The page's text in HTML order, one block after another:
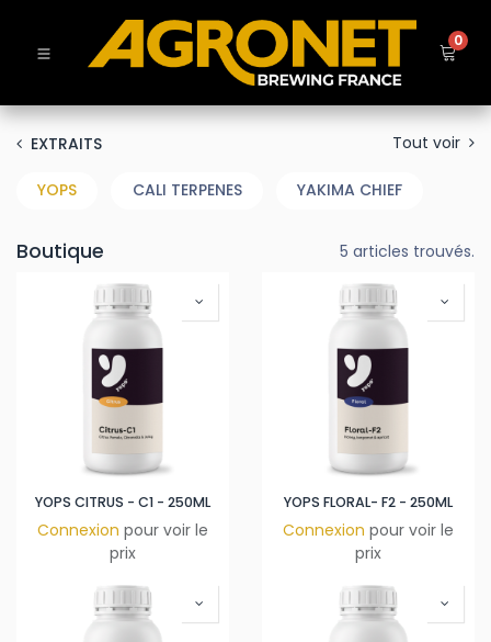
0
EXTRAITS Tout voir
YOPS CALI TERPENES YAKIMA CHIEF
Boutique 5 articles trouvés.
YOPS CITRUS - C1 - 250ML
Connexion pour voir le
prix
YOPS FLORAL- F2 - 250ML
Connexion pour voir le
prix